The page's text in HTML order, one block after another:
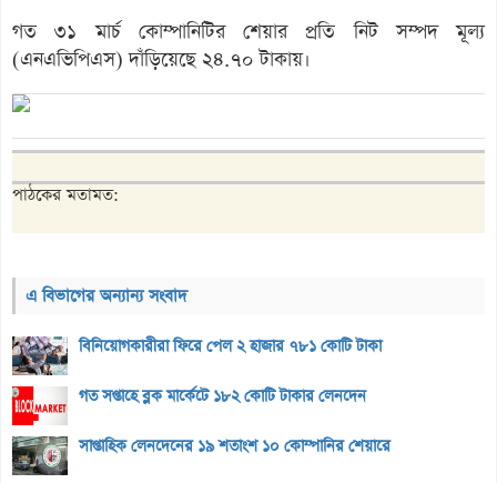
গত ৩১ মার্চ কোম্পানিটির শেয়ার প্রতি নিট সম্পদ মূল্য
(এনএভিপিএস) দাঁড়িয়েছে ২৪.৭০ টাকায়।
পাঠকের মতামত:
এ বিভাগের অন্যান্য সংবাদ
বিনিয়োগকারীরা ফিরে পেল ২ হাজার ৭৮১ কোটি টাকা
গত সপ্তাহে ব্লক মার্কেটে ১৮২ কোটি টাকার লেনদেন
সাপ্তাহিক লেনদেনের ১৯ শতাংশ ১০ কোম্পানির শেয়ারে